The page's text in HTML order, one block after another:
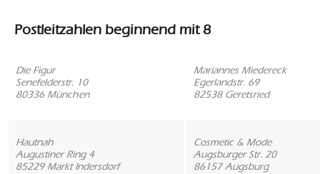
Postleitzahlen beginnend mit 8
Die Figur
Senefelderstr. 10
80336 München
Mariannes Miedereck
Egerlandstr. 69
82538 Geretsried
Hautnah
Augustiner Ring 4
85229 Markt Indersdorf
Cosmetic & Mode
Augsburger Str. 20
86157 Augsburg